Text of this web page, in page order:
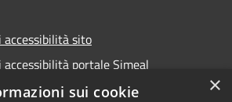
accessibilità sito
accessibilità portale Simeal
×
sui cookie